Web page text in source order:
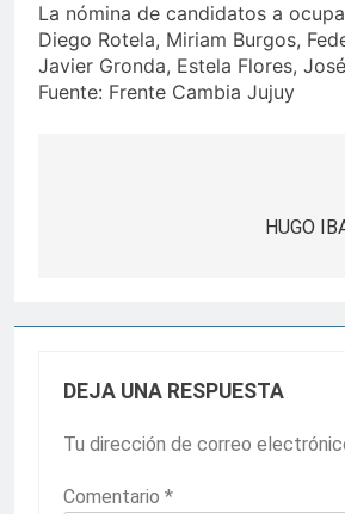
La nómina de candidatos a
Diego Rotela, Miriam Burgos,
Javier Gronda, Estela Flores,
Fuente: Frente Cambia Jujuy
HUGO
DEJA UNA RESPUESTA
Tu dirección de correo
Comentario *